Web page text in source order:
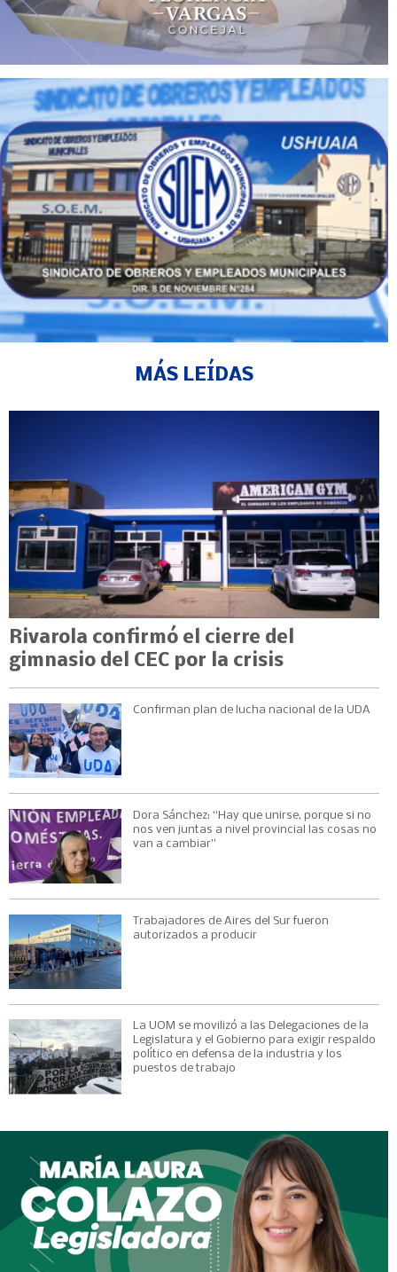
MÁS LEÍDAS
Rivarola confirmó el cierre del
gimnasio del CEC por la crisis
Confirman plan de lucha nacional de la UDA
Dora Sánchez: “Hay que unirse, porque si no
nos ven juntas a nivel provincial las cosas no
van a cambiar”
Trabajadores de Aires del Sur fueron
autorizados a producir
La UOM se movilizó a las Delegaciones de la
Legislatura y el Gobierno para exigir respaldo
político en defensa de la industria y los
puestos de trabajo